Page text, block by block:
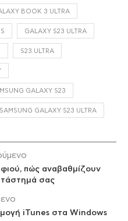
BOOK 3 ULTRA
GALAXY S23 ULTRA
S23 ULTRA
GALAXY S23
SAMSUNG GALAXY S23 ULTRA
πώς αναβαθμίζουν
σας
iTunes στα Windows